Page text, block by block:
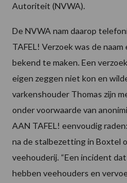
Autoriteit (NVWA).
De NVWA nam daarop
TAFEL! Verzoek was de
bekend te maken. Een
eigen zeggen niet kon en
varkenshouder Thomas zijn
onder voorwaarde van
AAN TAFEL! eenvoudig
na de stalbezetting in Boxtel
veehouderij. “Een incident
hebben veehouders en